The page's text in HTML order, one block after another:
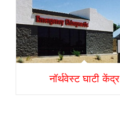
नॉर्थवेस्ट घाटी केंद्र